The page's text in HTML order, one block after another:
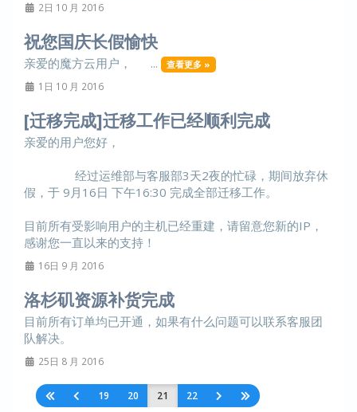
2日 10 月 2016
祝您国庆长假愉快
亲爱的魔方云用户， ... 查看更多 »
1日 10 月 2016
[迁移完成]迁移工作已经顺利完成
亲爱的用户您好，
经过运维部与客服部3天2夜的忙碌，期间放弃休
假，于 9月16日 下午16:30 完成全部迁移工作。
目前所有受影响用户的主机已经重建，请留意您新的IP，
感谢您一直以来的支持！
16日 9 月 2016
洛杉矶资源补货完成
目前所有订单均已开通，如果有什么问题可以联系客服团
队解决。
25日 8 月 2016
19 20 21 22